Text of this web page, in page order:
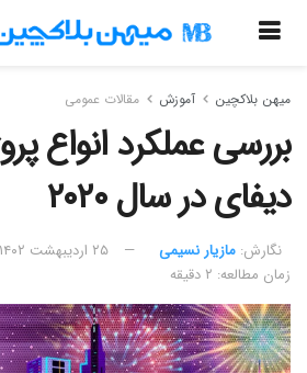
میهن بلاکچین آموزش مقالات عمومی
بررسی عملکرد انواع
دیفای در سال ۲۰۲۰
نگارش:‌ مازیار نسیمی
۲۵ اردیبهشت ۱۴۰۲ - ۱۶:۵۹
زمان مطالعه: ۲ دقیقه